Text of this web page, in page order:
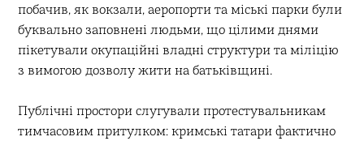
побачив, як вокзали, аеропорти та міські парки були
буквально заповнені людьми, що цілими днями
пікетували окупаційні владні структури та міліцію
з вимогою дозволу жити на батьківщині.
Публічні простори слугували протестувальникам
тимчасовим притулком: кримські татари фактично